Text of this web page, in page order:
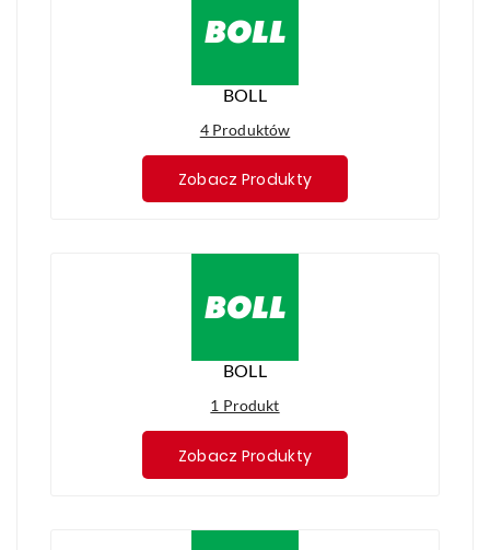
BOLL
4 Produktów
Zobacz Produkty
BOLL
1 Produkt
Zobacz Produkty